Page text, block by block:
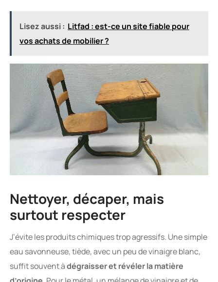
Lisez aussi : Litfad : est-ce un site fiable pour
vos achats de mobilier ?
Nettoyer, décaper, mais
surtout respecter
J’évite les produits chimiques trop agressifs. Une simple
eau savonneuse, tiède, avec un peu de vinaigre blanc,
suffit souvent àdégraisser et révéler la matière